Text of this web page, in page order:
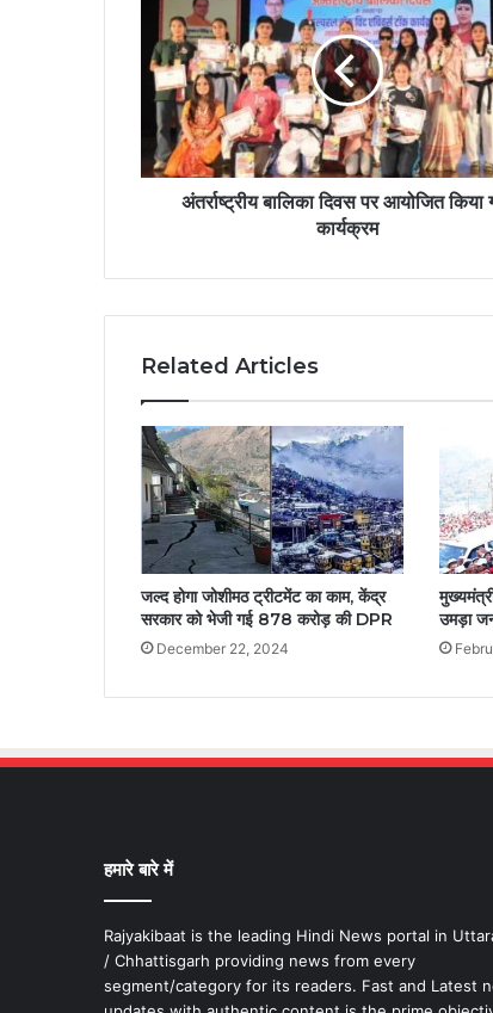
अंतर्राष्ट्रीय बालिका दिवस पर आयोजित किया
कार्यक्रम
Related Articles
जल्द होगा जोशीमठ ट्रीटमेंट का काम, केंद्र
सरकार को भेजी गई 878 करोड़ की DPR
December 22, 2024
उमड़ा
हमारे बारे में
Rajyakibaat is the leading Hindi News portal in
/ Chhattisgarh providing news from every
segment/category for its readers. Fast and Latest